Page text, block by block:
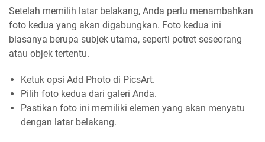
Setelah memilih latar belakang, Anda perlu menambahkan
foto kedua yang akan digabungkan. Foto kedua ini
biasanya berupa subjek utama, seperti potret seseorang
atau objek tertentu.
Ketuk opsi Add Photo di PicsArt.
Pilih foto kedua dari galeri Anda.
Pastikan foto ini memiliki elemen yang akan menyatu
dengan latar belakang.